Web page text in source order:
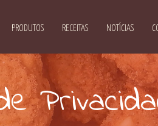
PRODUTOS RECEITAS NOTÍCIAS